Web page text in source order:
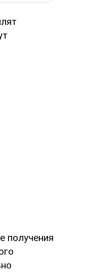
получения